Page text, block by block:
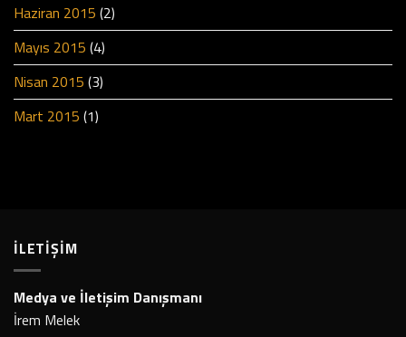
Haziran 2015 (2)
Mayıs 2015 (4)
Nisan 2015 (3)
Mart 2015 (1)
İLETİŞİM
Medya ve İletişim Danışmanı
İrem Melek